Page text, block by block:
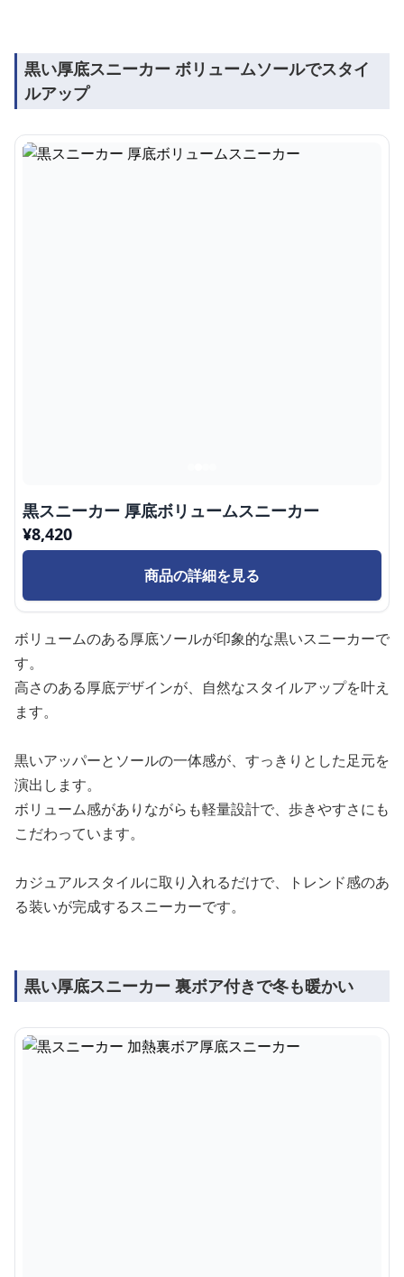
黒い厚底スニーカー ボリュームソールでスタイ
ルアップ
黒スニーカー 厚底ボリュームスニーカー
¥8,420
商品の詳細を見る
ボリュームのある厚底ソールが印象的な黒いスニーカーで
す。
高さのある厚底デザインが、自然なスタイルアップを叶え
ます。
黒いアッパーとソールの一体感が、すっきりとした足元を
演出します。
ボリューム感がありながらも軽量設計で、歩きやすさにも
こだわっています。
カジュアルスタイルに取り入れるだけで、トレンド感のあ
る装いが完成するスニーカーです。
黒い厚底スニーカー 裏ボア付きで冬も暖かい